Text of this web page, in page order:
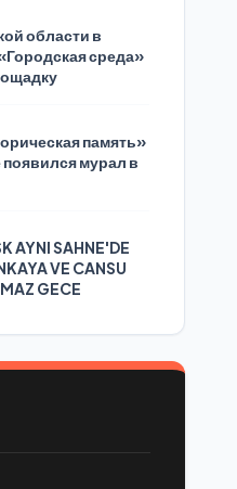
области в
среда»
память»
мурал в
AYNI SAHNE'DE
VE CANSU
GECE